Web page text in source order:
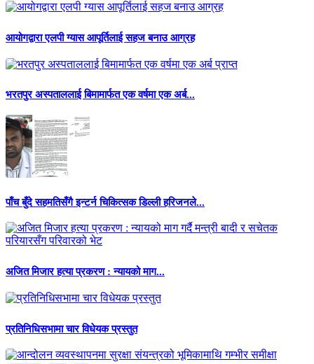
आयोगद्वारा एलपी ग्यास आपूर्तिलाई सहज बनाउ आग्रह
भरतपुर अस्पताललाई बिमामार्फत एक वर्षमा एक अर्ब...
पाँच बुँदे सहमतिसँगै इन्टर्न चिकित्सक डिल्ली हरिजनले...
अजित मिजार हत्या प्रकरण : न्यायको माग...
प्रतिनिधिसभामा चार विधेयक प्रस्तुत